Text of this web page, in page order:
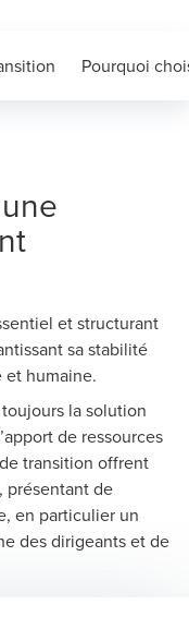
Pourquoi
et structurant
sa stabilité
humaine.
la solution
de ressources
transition offrent
présentant de
en particulier un
des dirigeants et de